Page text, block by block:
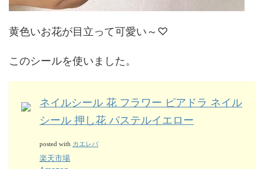
黄色いお花が目立って可愛い～♡
このシールを使いました。
ネイルシール 花 フラワー ピアドラ ネイル
シール 押し花 パステルイエロー
posted with カエレバ
楽天市場